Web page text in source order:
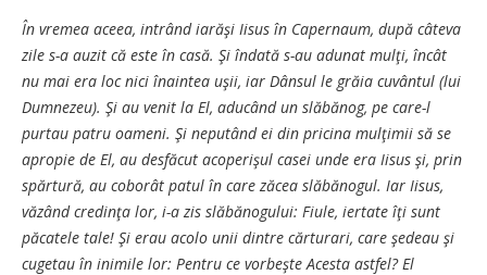
În vremea aceea, intrând iarăşi Iisus în Capernaum, după câteva
zile s-a auzit că este în casă. Şi îndată s-au adunat mulţi, încât
nu mai era loc nici înaintea uşii, iar Dânsul le grăia cuvântul (lui
Dumnezeu). Şi au venit la El, aducând un slăbănog, pe care-l
purtau patru oameni. Şi neputând ei din pricina mulţimii să se
apropie de El, au desfăcut acoperişul casei unde era Iisus şi, prin
spărtură, au coborât patul în care zăcea slăbănogul. Iar Iisus,
văzând credinţa lor, i-a zis slăbănogului: Fiule, iertate îţi sunt
păcatele tale! Şi erau acolo unii dintre cărturari, care şedeau şi
cugetau în inimile lor: Pentru ce vorbeşte Acesta astfel? El